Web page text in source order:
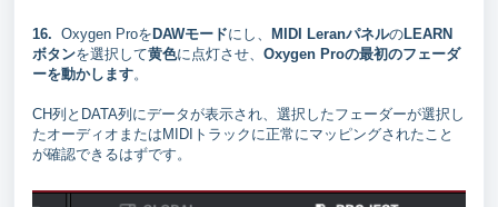
16. Oxygen Proを DAWモードにし、 MIDI LeranパネルのLEARN
ボタンを選択して黄色に点灯させ、 Oxygen Proの最初のフェーダ
ーを動かします。
CH列とDATA列にデータが表示され、選択したフェーダーが選択し
たオーディオまたはMIDIトラックに正常にマッピングされたこと
が確認できるはずです。